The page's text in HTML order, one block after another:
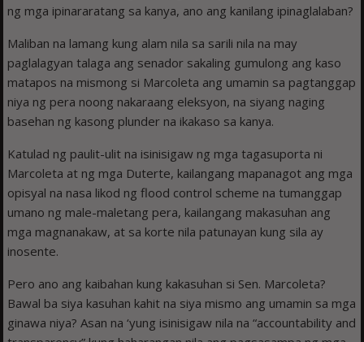
ng mga ipinararatang sa kanya, ano ang kanilang ipinaglalaban?
Maliban na lamang kung alam nila sa sarili nila na may
paglalagyan talaga ang senador sakaling gumulong ang kaso
matapos na mismong si Marcoleta ang umamin sa pagtanggap
niya ng pera noong nakaraang eleksyon, na siyang naging
basehan ng kasong plunder na ikakaso sa kanya.
Katulad ng paulit-ulit na isinisigaw ng mga tagasuporta ni
Marcoleta at ng mga Duterte, kailangang mapanagot ang mga
opisyal na nasa likod ng flood control scheme na tumanggap
umano ng male-maletang pera, kailangang makasuhan ang
mga magnanakaw, at sa korte nila patunayan kung sila ay
inosente.
Pero ano ang kaibahan kung kakasuhan si Sen. Marcoleta?
Bawal ba siya kasuhan kahit na siya mismo ang umamin sa mga
ginawa niya? Asan na ‘yung isinisigaw nila na “accountability and